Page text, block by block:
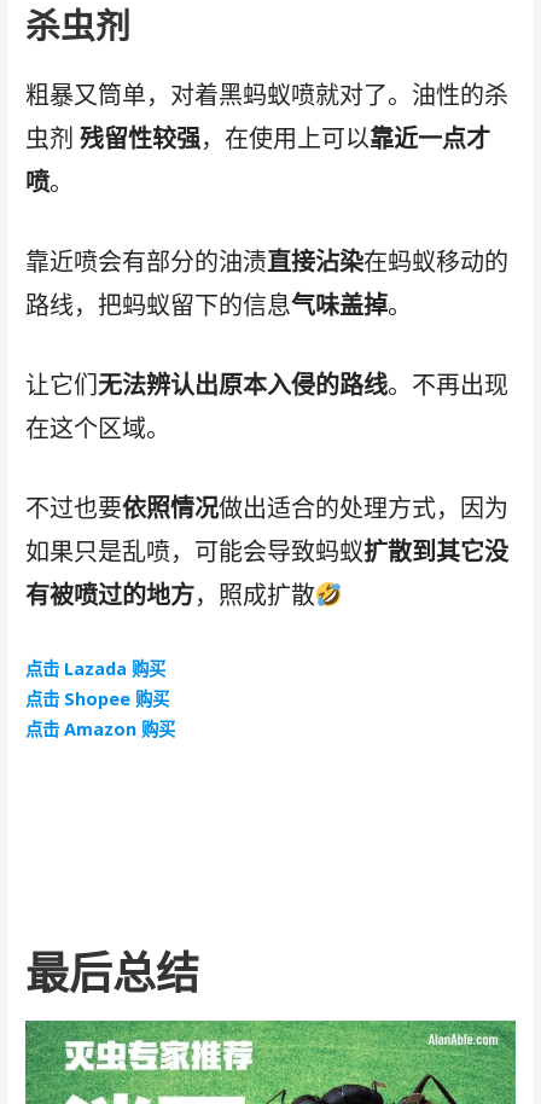
杀虫剂
粗暴又筒单，对着黑蚂蚁喷就对了。油性的杀
虫剂 残留性较强，在使用上可以靠近一点才
喷。
靠近喷会有部分的油渍直接沾染在蚂蚁移动的
路线，把蚂蚁留下的信息气味盖掉。
让它们无法辨认出原本入侵的路线。不再出现
在这个区域。
不过也要依照情况做出适合的处理方式，因为
如果只是乱喷，可能会导致蚂蚁扩散到其它没
有被喷过的地方，照成扩散
点击 Lazada 购买
点击 Shopee 购买
点击 Amazon 购买
最后总结